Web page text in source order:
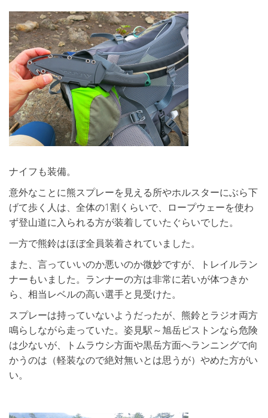
ナイフも装備。
意外なことに熊スプレーを見える所やホルスターにぶら下
げて歩く人は、全体の1割くらいで、ロープウェーを使わ
ず登山道に入られる方が装着していたぐらいでした。
一方で熊鈴はほぼ全員装着されていました。
また、言っていいのか悪いのか微妙ですが、トレイルラン
ナーもいました。ランナーの方は非常に若いが体つきか
ら、相当レベルの高い選手と見受けた。
スプレーは持っていないようだったが、熊鈴とラジオ両方
鳴らしながら走っていた。姿見駅～旭岳ピストンなら危険
は少ないが、トムラウシ方面や黒岳方面へランニングで向
かうのは（軽装なので絶対無いとは思うが）やめた方がい
い。